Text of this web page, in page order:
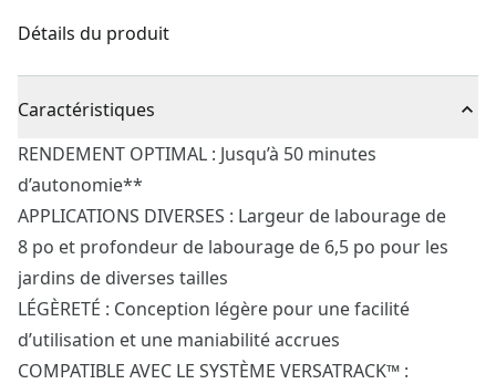
Détails du produit
Caractéristiques
RENDEMENT OPTIMAL : Jusqu’à 50 minutes
d’autonomie**
APPLICATIONS DIVERSES : Largeur de labourage de
8 po et profondeur de labourage de 6,5 po pour les
jardins de diverses tailles
LÉGÈRETÉ : Conception légère pour une facilité
d’utilisation et une maniabilité accrues
COMPATIBLE AVEC LE SYSTÈME VERSATRACK™ :